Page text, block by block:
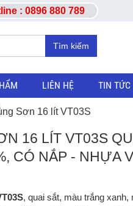
: 0896 880 789
Tìm kiếm
LIÊN HỆ TIN TỨC
Sơn 16 lít VT03S
16 LÍT VT03S
CÓ NẮP - NHỰA
, quai sắt, màu trắng xanh,